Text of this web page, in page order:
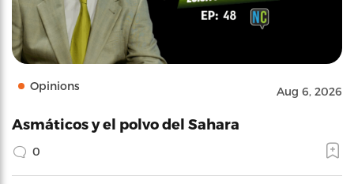
Opinions Aug 6, 2026
Asmáticos y el polvo del Sahara
0